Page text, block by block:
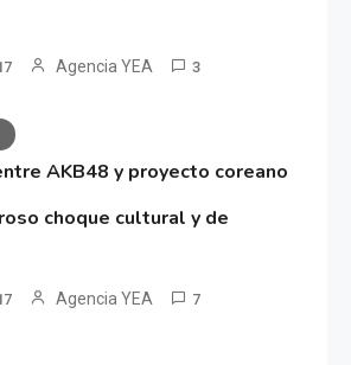
Agencia YEA 3
AKB48 y proyecto coreano
choque cultural y de
Agencia YEA 7